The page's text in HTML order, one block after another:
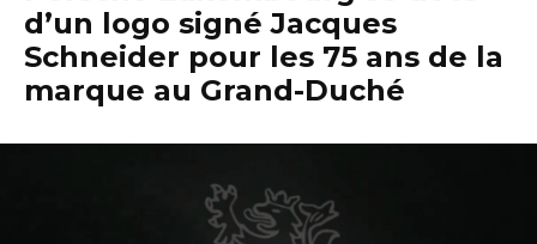
d’un logo signé Jacques
Schneider pour les 75 ans de la
marque au Grand-Duché